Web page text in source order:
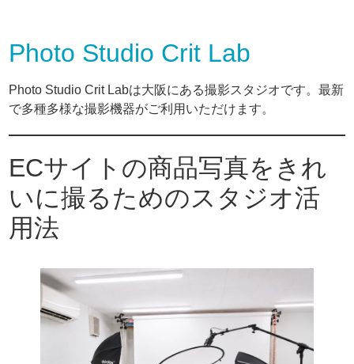
Photo Studio Crit Lab
Photo Studio Crit Labは大阪にある撮影スタジオです。最新
で多種多様な撮影機器がご利用いただけます。
ECサイトの商品写真をきれ
いに撮るためのスタジオ活
用法